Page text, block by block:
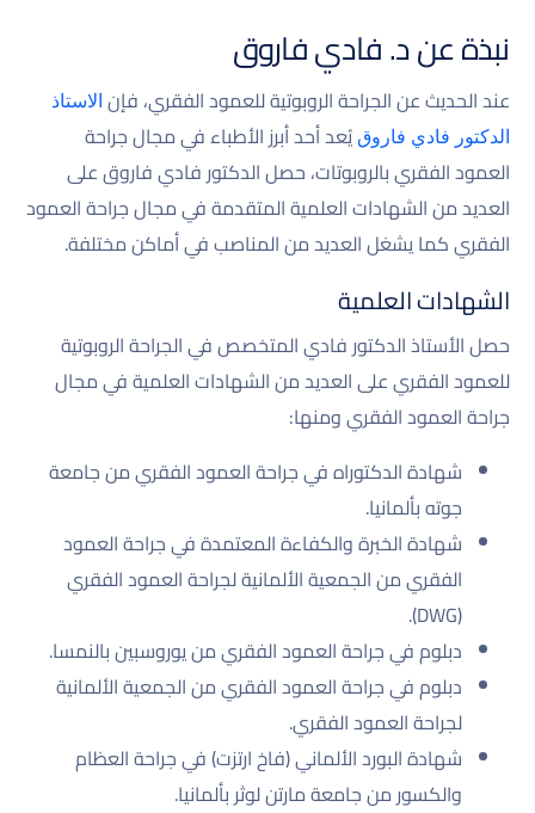
نبذة عن د. فادي فاروق
عند الحديث عن الجراحة الروبوتية للعمود الفقري، فإن الاستاذ
الدكتور فادي فاروق يُعد أحد أبرز الأطباء في مجال جراحة
العمود الفقري بالروبوتات، حصل الدكتور فادي فاروق على
العديد من الشهادات العلمية المتقدمة في مجال جراحة العمود
الفقري كما يشغل العديد من المناصب في أماكن مختلفة.
الشهادات العلمية
حصل الأستاذ الدكتور فادي المتخصص في الجراحة الروبوتية
للعمود الفقري على العديد من الشهادات العلمية في مجال
جراحة العمود الفقري ومنها:
شهادة الدكتوراه في جراحة العمود الفقري من جامعة
جوته بألمانيا.
شهادة الخبرة والكفاءة المعتمدة في جراحة العمود
الفقري من الجمعية الألمانية لجراحة العمود الفقري
(DWG).
دبلوم في جراحة العمود الفقري من يوروسبين بالنمسا.
دبلوم في جراحة العمود الفقري من الجمعية الألمانية
لجراحة العمود الفقري.
شهادة البورد الألماني (فاخ ارتزت) في جراحة العظام
والكسور من جامعة مارتن لوثر بألمانيا.